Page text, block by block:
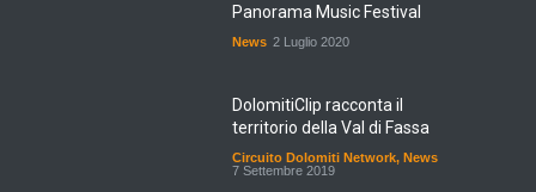
Panorama Music Festival
News 2 Luglio 2020
DolomitiClip racconta il
territorio della Val di Fassa
Circuito Dolomiti Network, News
7 Settembre 2019